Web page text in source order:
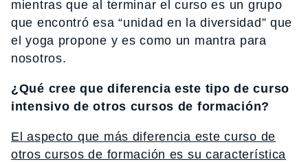
mientras que al terminar el curso es un grupo
que encontró esa “unidad en la diversidad” que
el yoga propone y es como un mantra para
nosotros.
¿Qué cree que diferencia este tipo de curso
intensivo de otros cursos de formación?
El aspecto que más diferencia este curso de
otros cursos de formación es su característica